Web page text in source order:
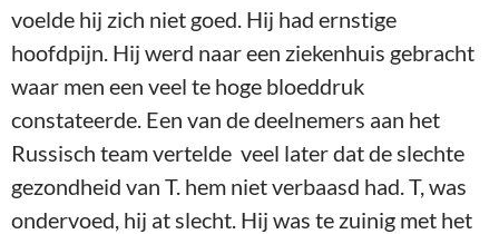
voelde hij zich niet goed. Hij had ernstige
hoofdpijn. Hij werd naar een ziekenhuis gebracht
waar men een veel te hoge bloeddruk
constateerde. Een van de deelnemers aan het
Russisch team vertelde veel later dat de slechte
gezondheid van T. hem niet verbaasd had. T, was
ondervoed, hij at slecht. Hij was te zuinig met het